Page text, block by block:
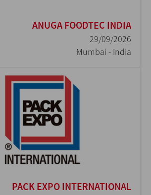
ANUGA FOODTEC INDIA
29/09/2026
Mumbai - India
PACK EXPO INTERNATIONAL